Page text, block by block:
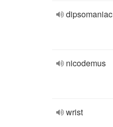
dipsomaniac
nicodemus
wrist